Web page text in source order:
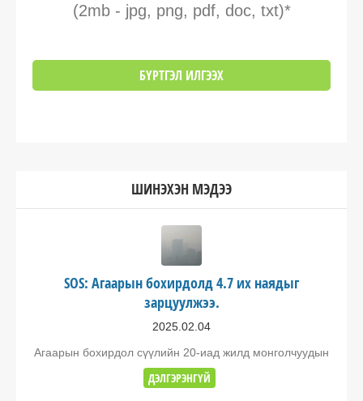
(2mb - jpg, png, pdf, doc, txt)*
ШИНЭХЭН МЭДЭЭ
SOS: Агаарын бохирдолд 4.7 их наядыг
зарцуулжээ.
2025.02.04
Агаарын бохирдол сүүлийн 20-иад жилд монголчуудын
ДЭЛГЭРЭНГҮЙ